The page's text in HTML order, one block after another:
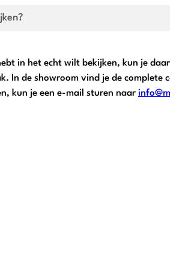
in het echt wilt bekijken, kun je
In de showroom vind je de
kun je een e-mail sturen naar